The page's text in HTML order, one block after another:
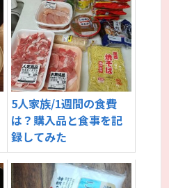
5人家族/1週間の食費
は？購入品と食事を記
録してみた